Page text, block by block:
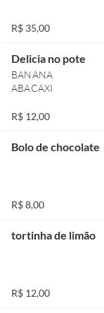
R$ 35,00
Delicia no pote
BANANA
R$ 12,00
Bolo de chocolate
R$ 8,00
tortinha de limão
R$ 12,00